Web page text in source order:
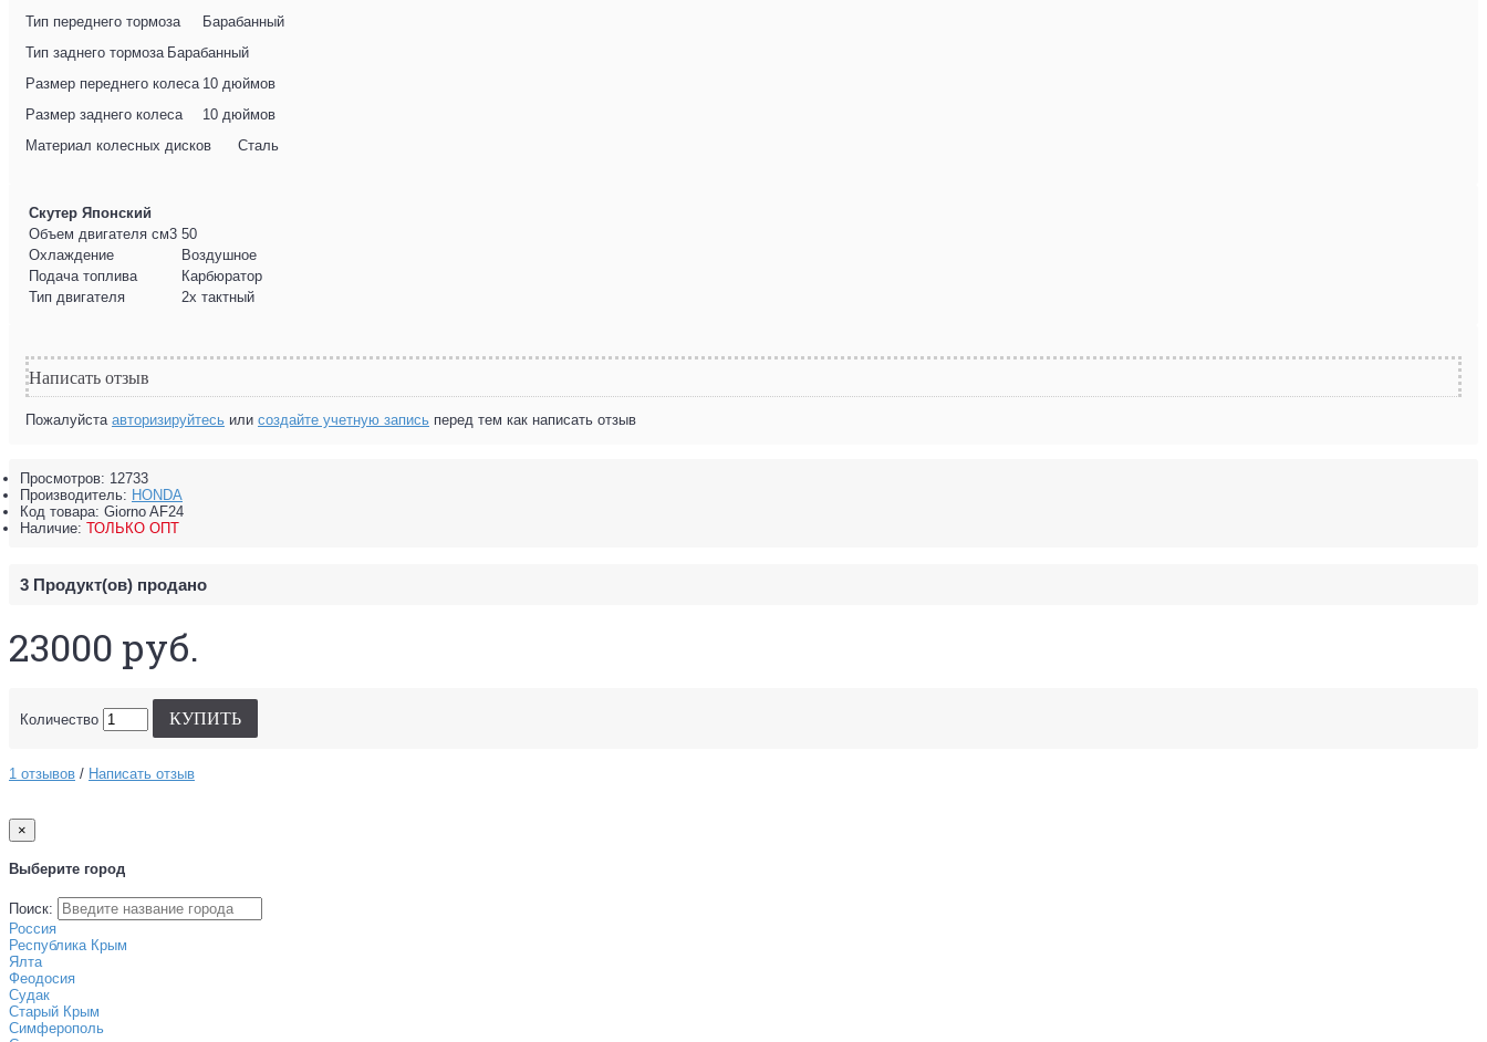
Тип переднего тормоза
Барабанный
Тип заднего тормоза Барабанный
Размер переднего колеса 10 дюймов
Размер заднего колеса
10 дюймов
Материал колесных дисков
Сталь
Скутер Японский
Объем двигателя см3 50
Охлаждение
Воздушное
Подача топлива
Карбюратор
Тип двигателя
2х тактный
Написать отзыв
Пожалуйста авторизируйтесь или создайте учетную запись перед тем как написать отзыв
Просмотров: 12733
Производитель: HONDA
Код товара: Giorno AF24
Наличие: ТОЛЬКО ОПТ
3 Продукт(ов) продано
23000 руб.
Количество КУПИТЬ
1 отзывов / Написать отзыв
×
Выберите город
Поиск:
Россия
Республика Крым
Ялта
Феодосия
Судак
Старый Крым
Симферополь